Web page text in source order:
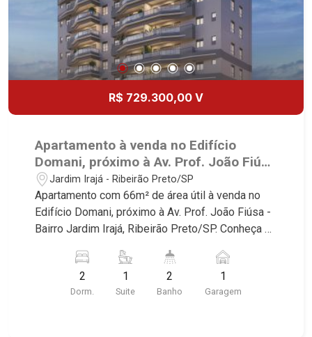
R$ 729.300,00 V
Apartamento à venda no Edifício
Domani, próximo à Av. Prof. João Fiúsa
- Ribeirão Preto/SP.
Jardim Irajá - Ribeirão Preto/SP
Apartamento com 66m² de área útil à venda no
Edifício Domani, próximo à Av. Prof. João Fiúsa -
Bairro Jardim Irajá, Ribeirão Preto/SP. Conheça as
Imobiliária selecionou para você: - 66m² de área
útil - 2 dormitórios, sendo1 suíte - Banheiro
social - Sala 2 ambientes - Cozinha - Área de
2
Dorm.
1
Suite
2
Banho
1
Garagem